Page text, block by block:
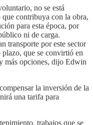
no se está
contribuya con la obra,
para esta época, por
ni de carga.
transporte por este sector
que se convirtió en
más opciones, dijo Edwin
la inversión de la
una tarifa para
trabajos que se